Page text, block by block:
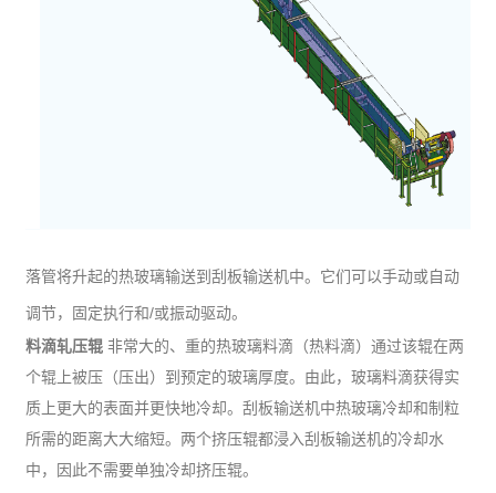
落管将升起的热玻璃输送到刮板输送机中。它们可以手动或自动
调节，固定执行和/或振动驱动。
料滴轧压辊 非常大的、重的热玻璃料滴（热料滴）通过该辊在两
个辊上被压（压出）到预定的玻璃厚度。由此，玻璃料滴获得实
质上更大的表面并更快地冷却。刮板输送机中热玻璃冷却和制粒
所需的距离大大缩短。两个挤压辊都浸入刮板输送机的冷却水
中，因此不需要单独冷却挤压辊。